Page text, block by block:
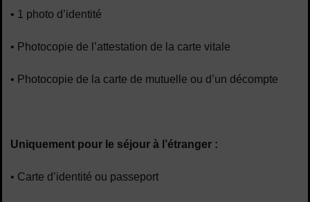
• 1 photo d’identité
• Photocopie de l’attestation de la carte vitale
• Photocopie de la carte de mutuelle ou d’un d écompte
Uniquement pour le séjour à l’étranger :
• Carte d’identité ou passeport